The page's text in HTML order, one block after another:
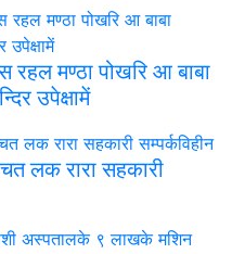
रहल मण्ठा पोखरि आ बाबा
उपेक्षामें
लक रारा सहकारी